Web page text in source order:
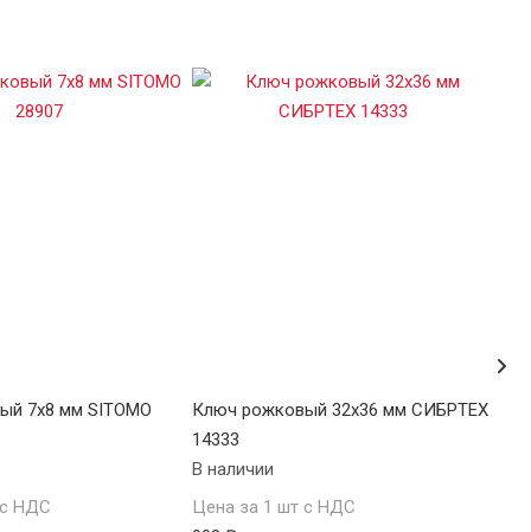
7х8 мм SITOMO
НДС
Ключ рожковый 32х36 мм СИБРТЕХ
14333
В наличии
Цена за 1 шт с НДС